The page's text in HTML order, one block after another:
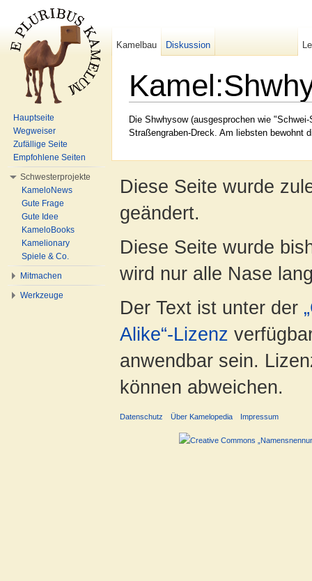
Die Shwhysow (ausgesprochen wie
Straßengraben-Dreck. Am liebsten bewohnt
Kamelbau Diskussion
Hauptseite
Wegweiser
Zufällige Seite
Empfohlene Seiten
Schwesterprojekte
KameloNews
Gute Frage
Gute Idee
KameloBooks
Kamelionary
Spiele & Co.
Mitmachen
Werkzeuge
Diese Seite wurde
geändert.
Diese Seite wurde
wird nur alle Nase
Der Text ist unter der
Alike“-Lizenz
anwendbar sein.
können abweichen.
Datenschutz Über Kamelopedia Impressum